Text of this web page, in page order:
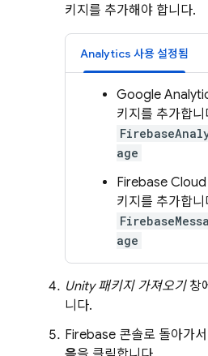
키지를 추가해야 합니다.
Analytics 사용 설정됨
Google
키지를 추가합니
age
Firebase
키지를 추가합니
age
Unity 패키지 가져오기창
니다.
Firebase 콘솔로 돌아가